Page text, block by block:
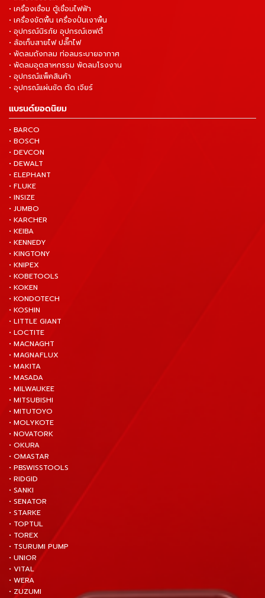
• เครื่องเชื่อม ตู้เชื่อมไฟฟ้า
• เครื่องขัดพื้น เครื่องปั่นเงาพื้น
• อุปกรณ์นิรภัย อุปกรณ์เซฟตี้
• ล้อเก็บสายไฟ ปลั๊กไฟ
• พัดลมถังกลม ท่อลมระบายอากาศ
• พัดลมอุตสาหกรรม พัดลมโรงงาน
• อุปกรณ์แพ็คสินค้า
• อุปกรณ์แผ่นขัด ตัด เจียร์
แบรนด์ยอดนิยม
• BARCO
• BOSCH
• DEVCON
• DEWALT
• ELEPHANT
• FLUKE
• INSIZE
• JUMBO
• KARCHER
• KEIBA
• KENNEDY
• KINGTONY
• KNIPEX
• KOBETOOLS
• KOKEN
• KONDOTECH
• KOSHIN
• LITTLE GIANT
• LOCTITE
• MACNAGHT
• MAGNAFLUX
• MAKITA
• MASADA
• MILWAUKEE
• MITSUBISHI
• MITUTOYO
• MOLYKOTE
• NOVATORK
• OKURA
• OMASTAR
• PBSWISSTOOLS
• RIDGID
• SANKI
• SENATOR
• STARKE
• TOPTUL
• TOREX
• TSURUMI PUMP
• UNIOR
• VITAL
• WERA
• ZUZUMI